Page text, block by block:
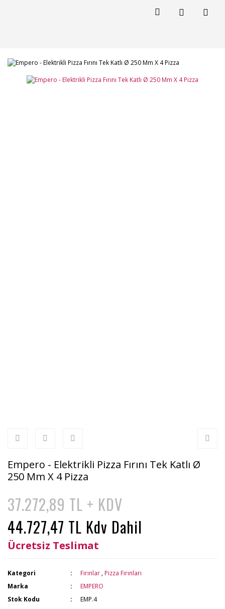
Empero - Elektrikli Pizza Fırını Tek Katlı Ø
250 Mm X 4 Pizza
37.272,89 TL + KDV
44.727,47 TL Kdv Dahil
Ücretsiz Teslimat
Kategori Fırınlar , Pizza Fırınları
Marka
EMPERO
Stok Kodu
EMP.4